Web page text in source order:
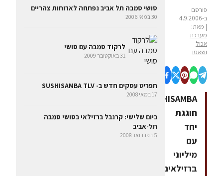
פורסם
ב-4.9.2006
| מאת:
מערכת
אכול
ושאטו
SUSHISAMBA
חוגגת
יחד
עם
מיליוני
ברזילאים
סושי סמבה תל אביב נפתחה לארוחות צהריים
30 במאי 2006
לרקוד סמבה עם סושי
31 באוקטובר 2009
תפריט עסקים חדש ב- SUSHISAMBA TLV
17 במאי 2008
ביום שלישי: קרנבל ברזילאי בסושי סמבה
תל-אביב
5 בפברואר 2008